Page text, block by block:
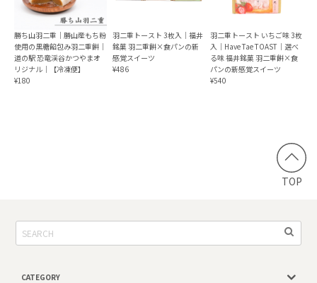
勝ち山羽二重｜勝山産もち粉
使用の黒糖餡包み羽二重餅｜
道の駅 恐竜渓谷かつやまオ
リジナル｜【冷凍便】
¥180
羽二重トースト 3枚入｜福井
銘菓 羽二重餅×食パンの新
感覚スイーツ
¥486
羽二重トースト いちご味 3枚
入｜Have Tae TOAST｜選べ
る味 福井銘菓 羽二重餅×食
パンの新感覚スイーツ
¥540
TOP
CATEGORY